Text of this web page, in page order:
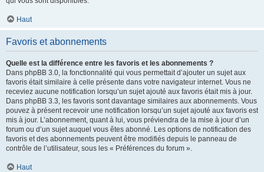
Haut
Favoris et abonnements
Quelle est la différence entre les favoris et les abonnements ?
Dans phpBB 3.0, la fonctionnalité qui vous permettait d’ajouter un sujet aux
favoris était similaire à celle présente dans votre navigateur internet. Vous ne
receviez aucune notification lorsqu’un sujet ajouté aux favoris était mis à jour.
Dans phpBB 3.3, les favoris sont davantage similaires aux abonnements. Vous
pouvez à présent recevoir une notification lorsqu’un sujet ajouté aux favoris est
mis à jour. L’abonnement, quant à lui, vous préviendra de la mise à jour d’un
forum ou d’un sujet auquel vous êtes abonné. Les options de notification des
favoris et des abonnements peuvent être modifiés depuis le panneau de
contrôle de l’utilisateur, sous les « Préférences du forum ».
Haut